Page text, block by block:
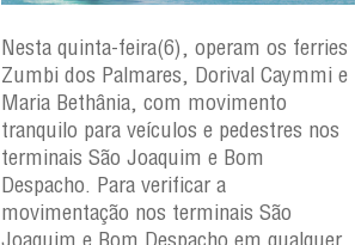
Nesta quinta-feira(6), operam os ferries
Zumbi dos Palmares, Dorival Caymmi e
Maria Bethânia, com movimento
tranquilo para veículos e pedestres nos
terminais São Joaquim e Bom
Despacho. Para verificar a
movimentação nos terminais São